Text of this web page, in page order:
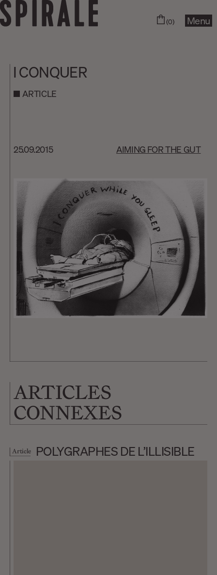
(0) Menu
I CONQUER
ARTICLE
25.09.2015 AIMING FOR THE GUT
ARTICLES
CONNEXES
Article POLYGRAPHES DE L’ILLISIBLE